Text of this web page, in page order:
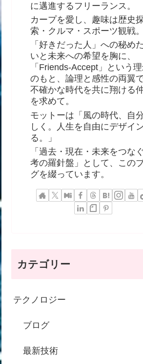
に邁進するフリーランス。
カープを愛し、趣味は歴史
索・クルマ・スポーツ観戦。
「好きだった人」への秘め
いと未来への希望を胸に、
「Friends-Accept」という
のもと、論理と感性の両翼で
不確かな時代を共に翔ける
を求めて。
モットーは「風の時代、自
しく。人生を自由にデザイ
る。」
「過去・現在・未来をつな
考の羅針盤」として、この
グを綴っています。
カテゴリー
テクノロジー
ブログ
最新技術